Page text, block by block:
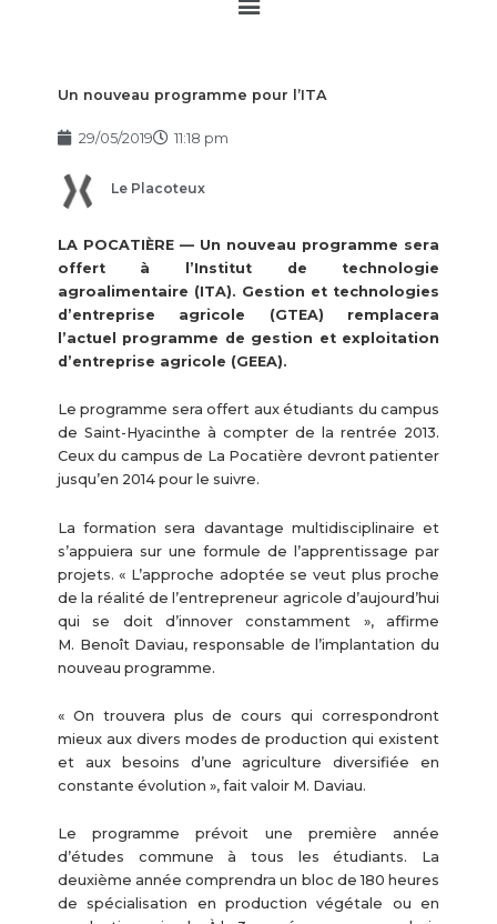
Un nouveau programme pour l’ITA
29/05/2019 11:18 pm
Le Placoteux
LA POCATIÈRE — Un nouveau programme sera
offert à l’Institut de technologie
agroalimentaire (ITA). Gestion et technologies
d’entreprise agricole (GTEA) remplacera
l’actuel programme de gestion et exploitation
d’entreprise agricole (GEEA).
Le programme sera offert aux étudiants du campus
de Saint-Hyacinthe à compter de la rentrée 2013.
Ceux du campus de La Pocatière devront patienter
jusqu’en 2014 pour le suivre.
La formation sera davantage multidisciplinaire et
s’appuiera sur une formule de l’apprentissage par
projets. « L’approche adoptée se veut plus proche
de la réalité de l’entrepreneur agricole d’aujourd’hui
qui se doit d’innover constamment », affirme
M. Benoît Daviau, responsable de l’implantation du
nouveau programme.
« On trouvera plus de cours qui correspondront
mieux aux divers modes de production qui existent
et aux besoins d’une agriculture diversifiée en
constante évolution », fait valoir M. Daviau.
Le programme prévoit une première année
d’études commune à tous les étudiants. La
deuxième année comprendra un bloc de 180 heures
de spécialisation en production végétale ou en